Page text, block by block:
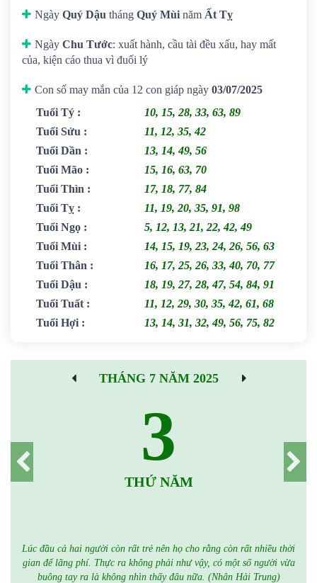
Ngày Quý Dậu tháng Quý Mùi năm Ất Tỵ
Ngày Chu Tước: xuất hành, cầu tài đều xấu, hay mất
của, kiện cáo thua vì đuối lý
Con số may mắn của 12 con giáp ngày 03/07/2025
Tuổi Tý :
10, 15, 28, 33, 63, 89
Tuổi Sửu :
11, 12, 35, 42
Tuổi Dần :
13, 14, 49, 56
Tuổi Mão :
15, 16, 63, 70
Tuổi Thìn :
17, 18, 77, 84
Tuổi Tỵ :
11, 19, 20, 35, 91, 98
Tuổi Ngọ :
5, 12, 13, 21, 22, 42, 49
Tuổi Mùi :
14, 15, 19, 23, 24, 26, 56, 63
Tuổi Thân :
16, 17, 25, 26, 33, 40, 70, 77
Tuổi Dậu :
18, 19, 27, 28, 47, 54, 84, 91
Tuổi Tuất :
11, 12, 29, 30, 35, 42, 61, 68
Tuổi Hợi : 13, 14, 31, 32, 49, 56, 75, 82
THÁNG 7 NĂM 2025
3
THỨ NĂM
Lúc đầu cả hai người còn rất trẻ nên họ cho rằng còn rất nhiều thời
gian để lãng phí. Thực ra không phải như vậy, có một số người vừa
buông tay ra là không nhìn thấy đâu nữa. (Nhân Hải Trung)